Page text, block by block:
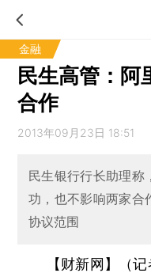
金融
民生高管：阿
合作
2013年09月23日 18:51
民生银行行长助理称
功，也不影响两家合
协议范围
【财新网】（